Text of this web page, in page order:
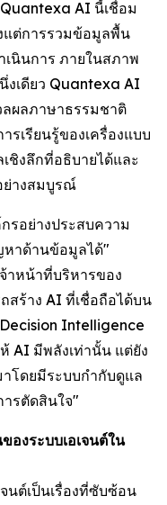
AI นี้เชื่อม
แต่การรวมข้อมูลพื้น
เนินการ ภายในสภาพ
เดียว Quantexa AI
ผลภาษาธรรมชาติ
รเรียนรู้ของเครื่องแบบ
ชิงลึกที่อธิบายได้และ
ย่างสมบูรณ์
รอย่างประสบความ
หาด้านข้อมูลได้"
าหน้าที่บริหารของ
สร้าง AI ที่เชื่อถือได้บน
Intelligence
AI มีพลังเท่านั้น แต่ยัง
โดยมีระบบกำกับดูแล
รตัดสินใจ"
งระบบเอเจนต์ใน
นต์เป็นเรื่องที่ซับซ้อน